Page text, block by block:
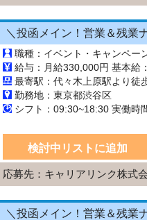
職種：イベント・キャンペー
最寄駅：代々木上原駅より徒
勤務地：東京都渋谷区
検討中リストに追加
応募先：キャリアリンク株式